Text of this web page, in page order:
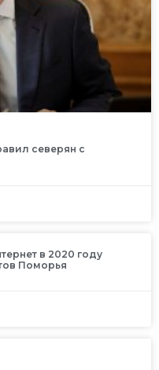
северян с
в 2020 году
Поморья